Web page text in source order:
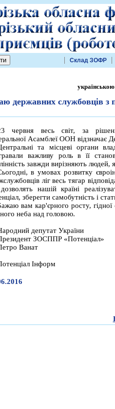
Склад ЗОФР
державних службовців з
червня весь світ, за
Асамблеї ООН відзначає
та місцеві органи
важливу роль в її
завжди вирізняють людей,
в умовах розвитку
ліг весь тягар
нашій країні
зберегти самобутність і
вам кар'єрного росту,
неба над головою.
депутат України
ЗОСППР «Потенціал»
Ванат
Інформ